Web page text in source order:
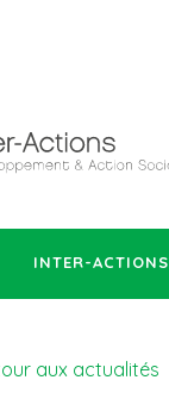
INTER-ACTIONS
aux actualités